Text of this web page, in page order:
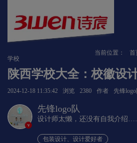
当前位置： 首
学校
陕西学校大全：校徽设
2024-12-18 11:35:42 浏览 2380 作者 先锋logo
v
先锋logo队
设计师太懒，还没有自我介绍
包装设计、设计爱好者